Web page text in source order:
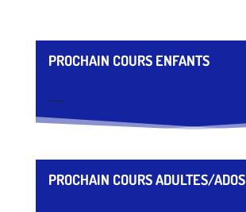
PROCHAIN COURS ENFANTS
---
PROCHAIN COURS ADULTES/ADOS